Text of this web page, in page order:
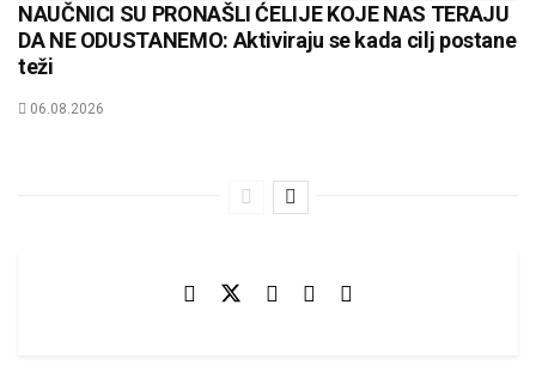
NAUČNICI SU PRONAŠLI ĆELIJE KOJE NAS TERAJU
DA NE ODUSTANEMO: Aktiviraju se kada cilj postane
teži
06.08.2026